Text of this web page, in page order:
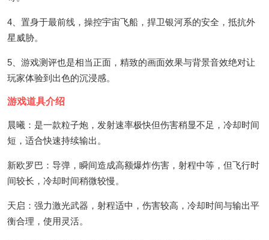
4、置身于最前线，操控宇宙飞船，捍卫银河系的安全，抵抗外
星威胁。
5、游戏测评也是相当正面，精致的画面效果与背景音效绝对让
玩家体验到出色的沉浸感。
游戏道具介绍
晨曦：是一款粒子炮，发射速率极快但伤害稍显不足，冷却时间
短，适合快速持续输出。
新欧罗巴：导弹，瞬间造成高额爆炸伤害，射程中等，但飞行时
间较长，冷却时间稍微较慢。
天启：强力激光武器，射程适中，伤害较高，冷却时间与输出平
衡合理，使用灵活。